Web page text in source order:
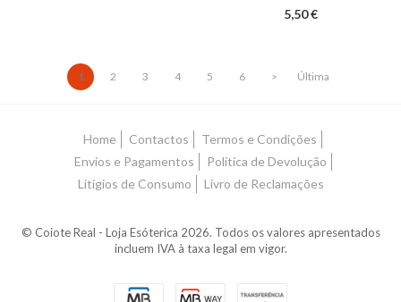
5,50 €
1 2 3 4 5 6 > Última
Home Contactos
Termos e Condições
Envios e Pagamentos
Política de Devolução
Litígios de Consumo
Livro de Reclamações
© Coiote Real - Loja Esóterica 2026. Todos os valores apresentados
incluem IVA à taxa legal em vigor.